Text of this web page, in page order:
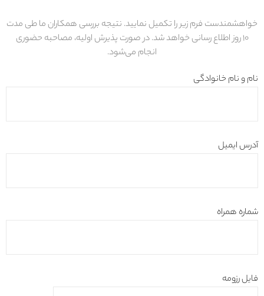
خواهشمندست فرم زیر را تکمیل نمایید. نتیجه بررسی همکاران ما طی مدت
۱۰ روز اطلاع رسانی خواهد شد. در صورت پذیرش اولیه، مصاحبه حضوری
انجام می‌شود.
نام و نام خانوادگی
آدرس ایمیل
شماره همراه
فایل رزومه